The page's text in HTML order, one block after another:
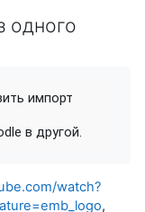
одного
импорт
в другой.
watch?
,